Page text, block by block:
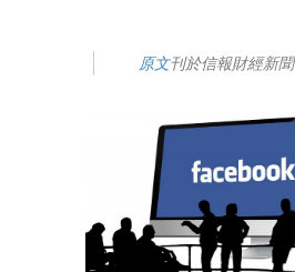
原文刊於信報財經新聞